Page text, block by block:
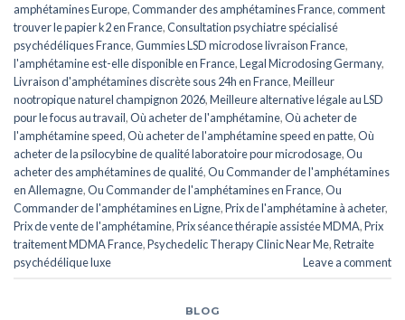
amphétamines Europe,Commander des amphétamines France,comment
trouver le papier k2 en France,Consultation psychiatre spécialisé
psychédéliques France,Gummies LSD microdose livraison France,
l'amphétamine est-elle disponible en France,Legal Microdosing Germany,
Livraison d'amphétamines discrète sous 24h en France,Meilleur
nootropique naturel champignon 2026,Meilleure alternative légale au LSD
pour le focus au travail,Où acheter de l'amphétamine,Où acheter de
l'amphétamine speed,Où acheter de l'amphétamine speed en patte,Où
acheter de la psilocybine de qualité laboratoire pour microdosage,Ou
acheter des amphétamines de qualité,Ou Commander de l'amphétamines
en Allemagne,Ou Commander de l'amphétamines en France,Ou
Commander de l'amphétamines en Ligne,Prix de l'amphétamine à acheter,
Prix de vente de l'amphétamine,Prix séance thérapie assistée MDMA,Prix
traitement MDMA France,Psychedelic Therapy Clinic Near Me,Retraite
psychédélique luxe
Leave a comment
BLOG